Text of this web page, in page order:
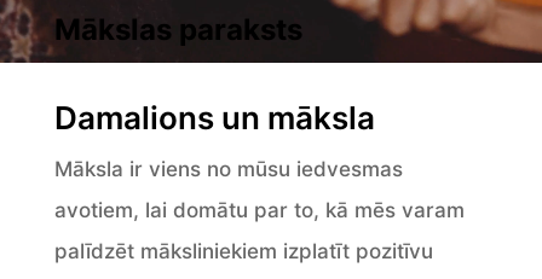
Mākslas paraksts
Damalions un māksla
Māksla ir viens no mūsu iedvesmas
avotiem, lai domātu par to, kā mēs varam
palīdzēt māksliniekiem izplatīt pozitīvu